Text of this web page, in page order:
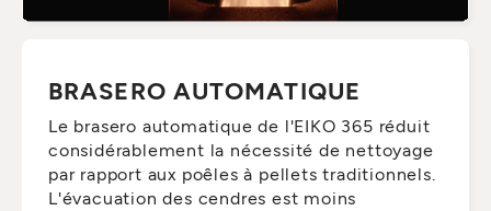
BRASERO AUTOMATIQUE
Le brasero automatique de l'EIKO 365 réduit
considérablement la nécessité de nettoyage
par rapport aux poêles à pellets traditionnels.
L'évacuation des cendres est moins